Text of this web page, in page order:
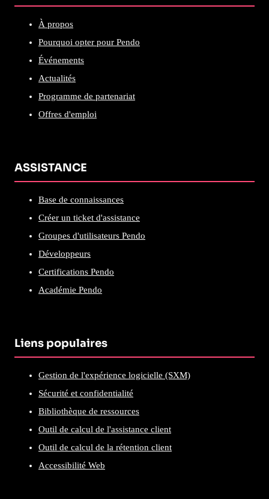
À propos
Pourquoi opter pour Pendo
Événements
Actualités
Programme de partenariat
Offres d'emploi
ASSISTANCE
Base de connaissances
Créer un ticket d'assistance
Groupes d'utilisateurs Pendo
Développeurs
Certifications Pendo
Académie Pendo
Liens populaires
Gestion de l'expérience logicielle (SXM)
Sécurité et confidentialité
Bibliothèque de ressources
Outil de calcul de l'assistance client
Outil de calcul de la rétention client
Accessibilité Web